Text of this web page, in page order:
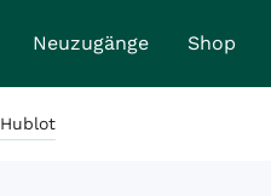
Neuzugänge Shop
Hublot